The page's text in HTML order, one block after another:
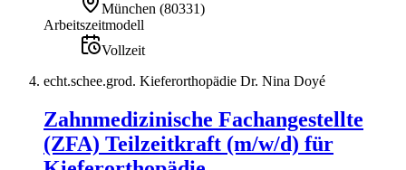
München (80331)
Arbeitszeitmodell
Vollzeit
echt.schee.grod. Kieferorthopädie Dr. Nina Doyé
Zahnmedizinische Fachangestellte
(ZFA) Teilzeitkraft (m/w/d) für